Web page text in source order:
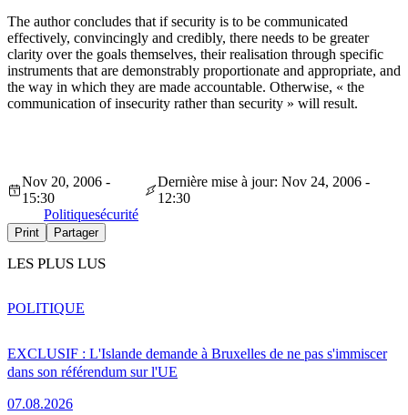
The author concludes that if security is to be communicated
effectively, convincingly and credibly, there needs to be greater
clarity over the goals themselves, their realisation through specific
instruments that are demonstrably proportionate and appropriate, and
the way in which they are made accountable. Otherwise, « the
communication of insecurity rather than security » will result.
Nov 20, 2006 -
15:30
Dernière mise à jour: Nov 24, 2006 -
12:30
Politiquesécurité
Print Partager
LES PLUS LUS
EXCLUSIF : L'Islande demande à Bruxelles de ne pas s'immiscer
dans son référendum sur l'UE
07.08.2026
POLITIQUE